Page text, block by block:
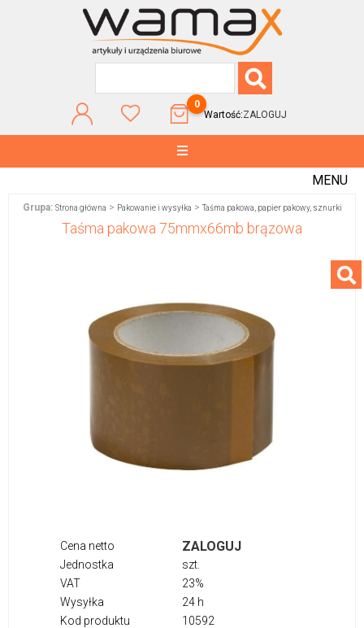
0
Wartość:ZALOGUJ
MENU
Grupa: Strona główna > Pakowanie i wysyłka >Taśma pakowa, papier pakowy, sznurki
Taśma pakowa 75mmx66mb brązowa
Cena netto ZALOGUJ
Jednostka
szt.
VAT
23%
Wysyłka
24 h
Kod produktu
10592